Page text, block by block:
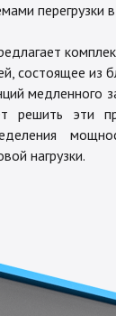
перегрузки
состоящее из
медленного
решить эти
нагрузки.